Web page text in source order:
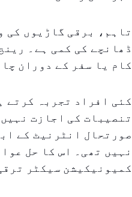
تاہم، برقی گاڑیوں کی
ڈھانچے کی کمی ہے۔
کام یا سفر کے دوران
کئی افراد تجربہ کرتے
تنصیبات کی اجازت
صورتحال انٹرنیٹ کے
نہیں تھی۔ اس کا حل
کمیونیکیشن سیکٹر